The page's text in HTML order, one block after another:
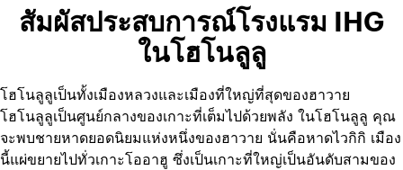
สัมผัสประสบการณ์โรงแรม IHG
ในโฮโนลูลู
โฮโนลูลูเป็นทั้งเมืองหลวงและเมืองที่ใหญ่ที่สุดของฮาวาย
โฮโนลูลูเป็นศูนย์กลางของเกาะที่เต็มไปด้วยพลัง ในโฮโนลูลู คุณ
จะพบชายหาดยอดนิยมแห่งหนึ่งของฮาวาย นั่นคือหาดไวกิกิ เมือง
นี้แผ่ขยายไปทั่วเกาะโออาฮู ซึ่งเป็นเกาะที่ใหญ่เป็นอันดับสามของ